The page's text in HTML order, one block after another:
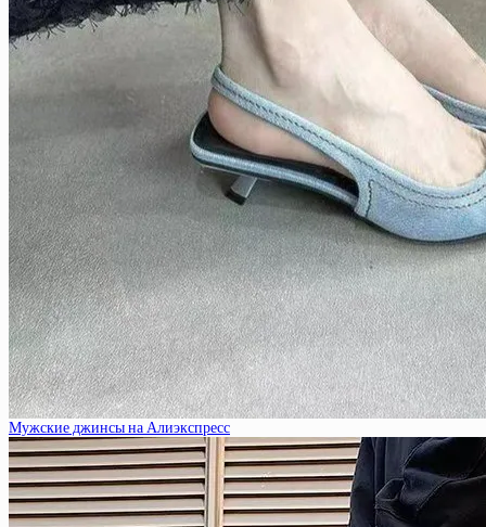
Мужские джинсы на Алиэкспресс